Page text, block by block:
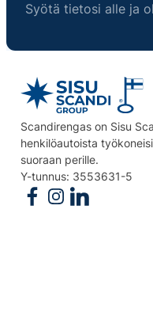
Syötä tietosi alle ja
Scandirengas on Sisu
henkilöautoista
suoraan perille.
Y-tunnus: 3553631-5
Follow us on
Follow us on
Follow us on